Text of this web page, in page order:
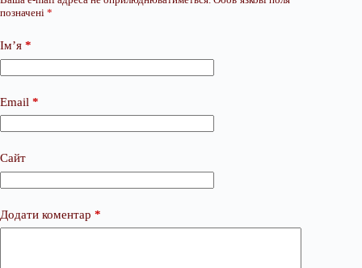
позначені *
Ім’я *
Email *
Сайт
Додати коментар *